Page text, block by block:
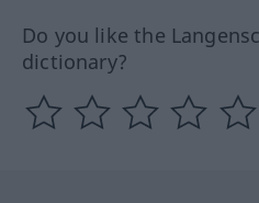
Do you like the
dictionary?